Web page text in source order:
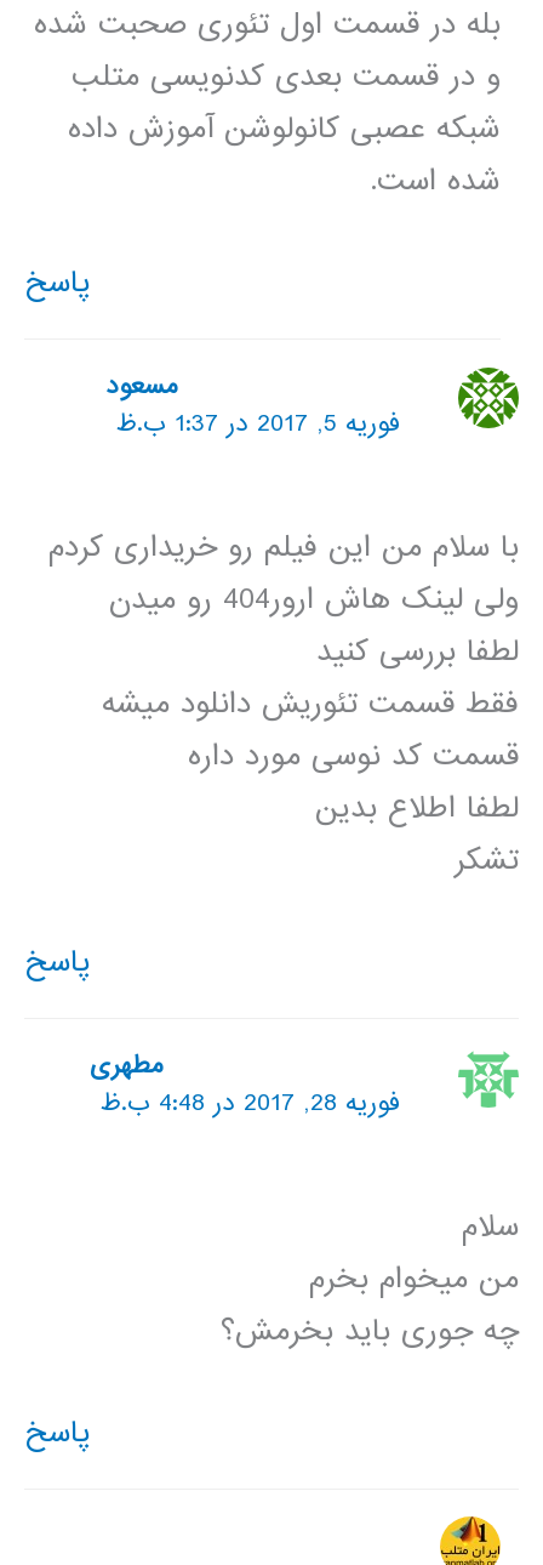
بله در قسمت اول تئوری صحبت شده
و در قسمت بعدی کدنویسی متلب
شبکه عصبی کانولوشن آموزش داده
شده است.
پاسخ
مسعود
فوریه 5, 2017 در 1:37 ب.ظ
با سلام من این فیلم رو خریداری کردم
ولی لینک هاش ارور404 رو میدن
لطفا بررسی کنید
فقط قسمت تئوریش دانلود میشه
قسمت کد نوسی مورد داره
لطفا اطلاع بدین
تشکر
پاسخ
مطهری
فوریه 28, 2017 در 4:48 ب.ظ
سلام
من میخوام بخرم
چه جوری باید بخرمش؟
پاسخ